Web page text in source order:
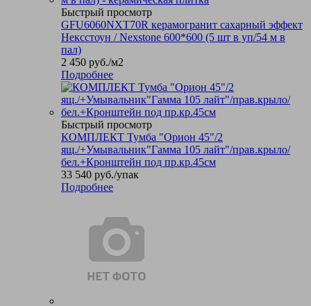
Быстрый просмотр
GFU6060NXT70R керамогранит сахарный эффект
Нексстоун / Nexstone 600*600 (5 шт в уп/54 м в
пал)
2 450 руб./м2
Подробнее
Быстрый просмотр
КОМПЛЕКТ Тумба "Орион 45"/2
ящ./+Умывальник"Гамма 105 лайт"/прав.крыло/
бел.+Кронштейн под пр.кр.45см
33 540 руб./упак
Подробнее